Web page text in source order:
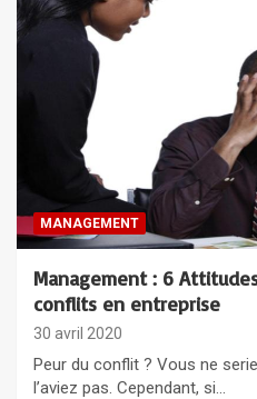
MANAGEMENT
Management : 6
conflits en entreprise
30 avril 2020
Peur du conflit ? Vous ne
l’aviez pas. Cependant, si…